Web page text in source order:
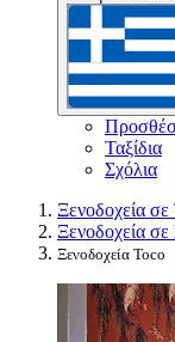
Ταξίδια
Σχόλια
Ξενοδοχεία σε
Ξενοδοχεία
Ξενοδοχεία Toco